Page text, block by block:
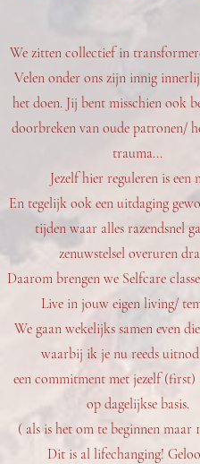
We zitten collectief in
Velen onder ons zijn innig
het doen. Jij bent misschien ook
doorbreken van oude patronen/
trauma...
Jezelf hier reguleren is een
En tegelijk ook een uitdaging
tijden waar alles razendsnel
zenuwstelsel overuren
Daarom brengen we Selfcare
Live in jouw eigen living/
We gaan wekelijks samen even
waarbij ik je nu reeds
een commitment met jezelf (first)
op dagelijkse basis.
( als is het om te beginnen maar
Dit is al lifechanging!